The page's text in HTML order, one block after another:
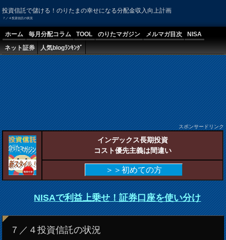
投資信託で儲ける！のりたまの幸せになる分配金収入向上計画
７／４投資信託の状況
ホーム 毎月分配コラム TOOL のりたマガジン メルマガ目次
NISA
ネット証券
人気blogﾗﾝｷﾝｸﾞ
スポンサードリンク
インデックス長期投資
コスト優先主義は間違い
＞＞初めての方
NISAで利益上乗せ！証券口座を使い分け
７／４投資信託の状況